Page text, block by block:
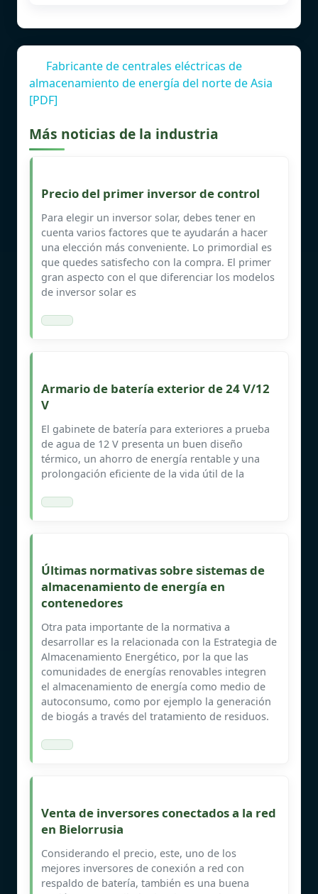
Fabricante de centrales eléctricas de
almacenamiento de energía del norte de Asia
[PDF]
Más noticias de la industria
Precio del primer inversor de control
Para elegir un inversor solar, debes tener en
cuenta varios factores que te ayudarán a hacer
una elección más conveniente. Lo primordial es
que quedes satisfecho con la compra. El primer
gran aspecto con el que diferenciar los modelos
de inversor solar es
Armario de batería exterior de 24 V/12
V
El gabinete de batería para exteriores a prueba
de agua de 12 V presenta un buen diseño
térmico, un ahorro de energía rentable y una
prolongación eficiente de la vida útil de la
Últimas normativas sobre sistemas de
almacenamiento de energía en
contenedores
Otra pata importante de la normativa a
desarrollar es la relacionada con la Estrategia de
Almacenamiento Energético, por la que las
comunidades de energías renovables integren
el almacenamiento de energía como medio de
autoconsumo, como por ejemplo la generación
de biogás a través del tratamiento de residuos.
Venta de inversores conectados a la red
en Bielorrusia
Considerando el precio, este, uno de los
mejores inversores de conexión a red con
respaldo de batería, también es una buena